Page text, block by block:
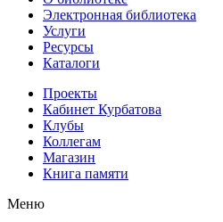
Электронная библиотека
Услуги
Ресурсы
Каталоги
Проекты
Кабинет Курбатова
Клубы
Коллегам
Магазин
Книга памяти
Меню